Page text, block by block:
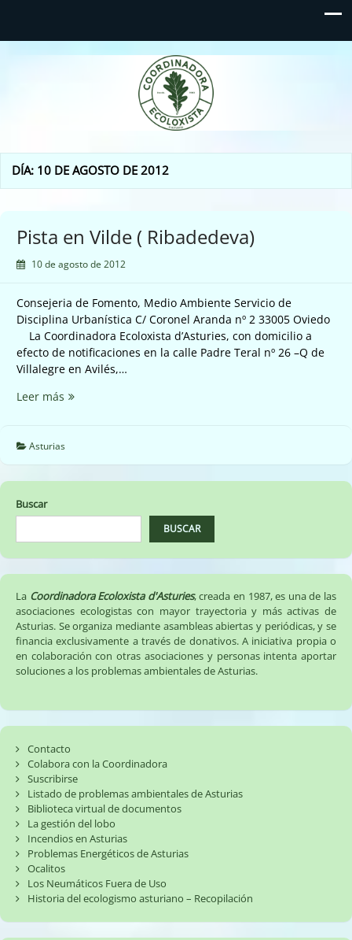
Coordinadora Ecoloxista
d'Asturies
DÍA: 10 DE AGOSTO DE 2012
Pista en Vilde ( Ribadedeva)
10 de agosto de 2012
Consejeria de Fomento, Medio Ambiente Servicio de
Disciplina Urbanística C/ Coronel Aranda nº 2 33005 Oviedo
La Coordinadora Ecoloxista d’Asturies, con domicilio a
efecto de notificaciones en la calle Padre Teral nº 26 –Q de
Villalegre en Avilés,…
Leer más Pista
(
Ribadedeva)
Asturias
Buscar
BUSCAR
La Coordinadora Ecoloxista d'Asturies, creada en 1987, es una de las
asociaciones ecologistas con mayor trayectoria y más activas de
Asturias. Se organiza mediante asambleas abiertas y periódicas, y se
financia exclusivamente a través de donativos. A iniciativa propia o
en colaboración con otras asociaciones y personas intenta aportar
soluciones a los problemas ambientales de Asturias.
Contacto
Colabora con la Coordinadora
Suscribirse
Listado de problemas ambientales de Asturias
Biblioteca virtual de documentos
La gestión del lobo
Incendios en Asturias
Problemas Energéticos de Asturias
Ocalitos
Los Neumáticos Fuera de Uso
Historia del ecologismo asturiano – Recopilación